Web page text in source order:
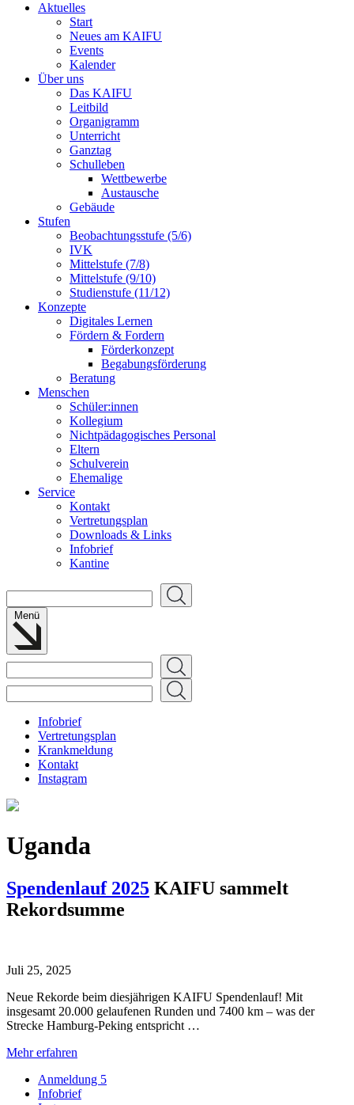
Aktuelles
Start
Neues am KAIFU
Events
Kalender
Über uns
Das KAIFU
Leitbild
Organigramm
Unterricht
Ganztag
Schulleben
Wettbewerbe
Austausche
Gebäude
Stufen
Beobachtungsstufe (5/6)
IVK
Mittelstufe (7/8)
Mittelstufe (9/10)
Studienstufe (11/12)
Konzepte
Digitales Lernen
Fördern & Fordern
Förderkonzept
Begabungsförderung
Beratung
Menschen
Schüler:innen
Kollegium
Nichtpädagogisches Personal
Eltern
Schulverein
Ehemalige
Service
Kontakt
Vertretungsplan
Downloads & Links
Infobrief
Kantine
Suchen
Suchen
Suchen
Infobrief
Vertretungsplan
Krankmeldung
Kontakt
Instagram
Uganda
Spendenlauf 2025 KAIFU sammelt
Rekordsumme
Juli 25, 2025
Neue Rekorde beim diesjährigen KAIFU Spendenlauf! Mit
insgesamt 20.000 gelaufenen Runden und 7400 km – was der
Strecke Hamburg-Peking entspricht …
Mehr erfahren
Anmeldung 5
Infobrief